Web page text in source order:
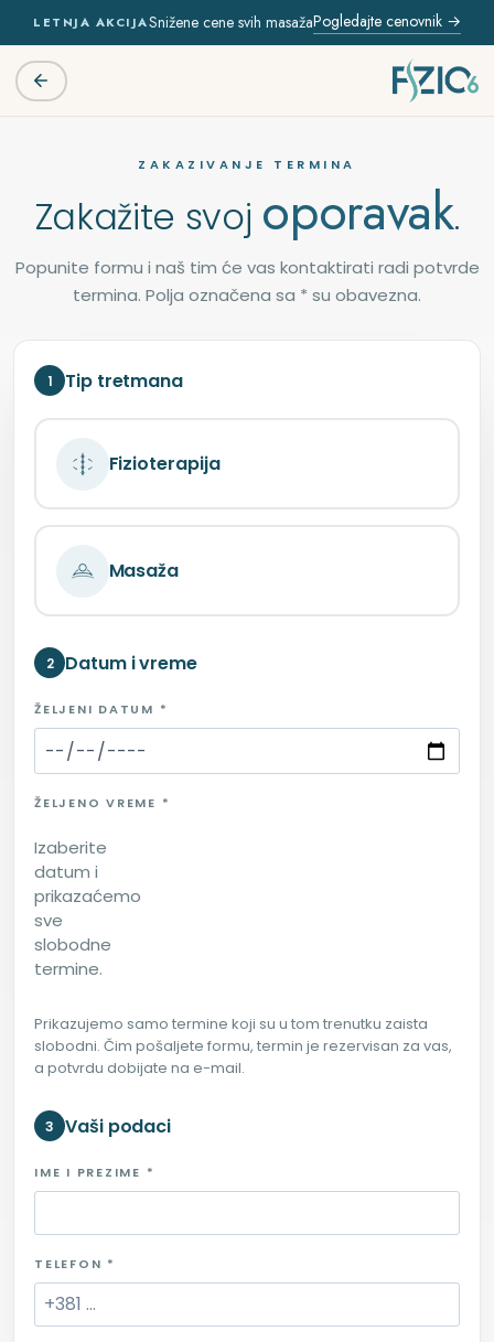
LETNJA AKCIJASnižene cene svih masažaPogledajte cenovnik →
ZAKAZIVANJE TERMINA
Zakažite svoj oporavak.
Popunite formu i naš tim će vas kontaktirati radi potvrde
termina. Polja označena sa * su obavezna.
1 Tip tretmana
Fizioterapija
Masaža
2 Datum i vreme
ŽELJENI DATUM *
ŽELJENO VREME *
Izaberite
datum i
prikazaćemo
sve
slobodne
termine.
Prikazujemo samo termine koji su u tom trenutku zaista
slobodni. Čim pošaljete formu, termin je rezervisan za vas,
a potvrdu dobijate na e-mail.
3 Vaši podaci
IME I PREZIME *
TELEFON *